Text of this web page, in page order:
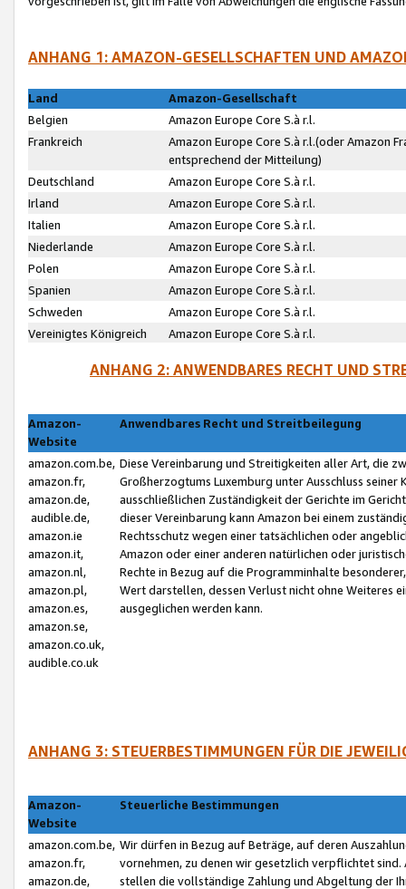
ANHANG 1: AMAZON-GESELLSCHAFTEN UND
Land
Amazon-Gesellschaft
Belgien
Amazon Europe Core S.à r.l.
Frankreich
Amazon Europe Core S.à r.l.(oder Amazon
entsprechend der Mitteilung)
Deutschland
Amazon Europe Core S.à r.l.
Irland
Amazon Europe Core S.à r.l.
Italien
Amazon Europe Core S.à r.l.
Niederlande
Amazon Europe Core S.à r.l.
Polen
Amazon Europe Core S.à r.l.
Spanien
Amazon Europe Core S.à r.l.
Schweden
Amazon Europe Core S.à r.l.
Vereinigtes Königreich
Amazon Europe Core S.à r.l.
ANHANG 2: ANWENDBARES RECHT UND
Amazon-
Website
Anwendbares Recht und Streitbeilegung
amazon.com.be,
amazon.fr,
amazon.de,
audible.de,
amazon.ie
amazon.it,
amazon.nl,
amazon.pl,
amazon.es,
amazon.se,
amazon.co.uk,
audible.co.uk
Diese Vereinbarung und Streitigkeiten aller Art, die
Großherzogtums Luxemburg unter Ausschluss
ausschließlichen Zuständigkeit der Gerichte im
dieser Vereinbarung kann Amazon bei einem
Rechtsschutz wegen einer tatsächlichen oder
Amazon oder einer anderen natürlichen oder
Rechte in Bezug auf die Programminhalte
Wert darstellen, dessen Verlust nicht ohne Weiteres
ausgeglichen werden kann.
ANHANG 3: STEUERBESTIMMUNGEN FÜR DIE
Amazon-
Website
Steuerliche Bestimmungen
amazon.com.be,
amazon.fr,
amazon.de,
Wir dürfen in Bezug auf Beträge, auf deren
vornehmen, zu denen wir gesetzlich verpflichtet
stellen die vollständige Zahlung und Abgeltung der